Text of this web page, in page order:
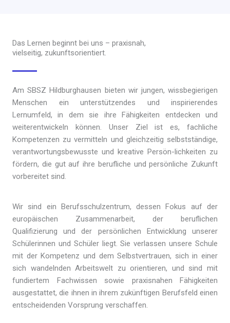
Das Lernen beginnt bei uns – praxisnah,
vielseitig, zukunftsorientiert.
Am SBSZ Hildburghausen bieten wir jungen, wissbegierigen
Menschen ein unterstützendes und inspirierendes
Lernumfeld, in dem sie ihre Fähigkeiten entdecken und
weiterentwickeln können. Unser Ziel ist es, fachliche
Kompetenzen zu vermitteln und gleichzeitig selbstständige,
verantwortungsbewusste und kreative Persön-lichkeiten zu
fördern, die gut auf ihre berufliche und persönliche Zukunft
vorbereitet sind.
Wir sind ein Berufsschulzentrum, dessen Fokus auf der
europäischen Zusammenarbeit, der beruflichen
Qualifizierung und der persönlichen Entwicklung unserer
Schülerinnen und Schüler liegt. Sie verlassen unsere Schule
mit der Kompetenz und dem Selbstvertrauen, sich in einer
sich wandelnden Arbeitswelt zu orientieren, und sind mit
fundiertem Fachwissen sowie praxisnahen Fähigkeiten
ausgestattet, die ihnen in ihrem zukünftigen Berufsfeld einen
entscheidenden Vorsprung verschaffen.